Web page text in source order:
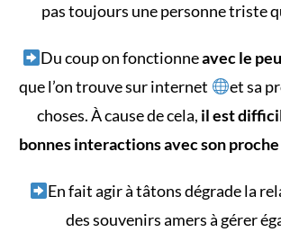
pas toujours une personne triste
Du coup on fonctionneavec le
que l’on trouve sur internet
et sa
choses. À cause de cela, il est
bonnes interactions avec son
En fait agir à tâtons dégrade la
des souvenirs amers à gérer